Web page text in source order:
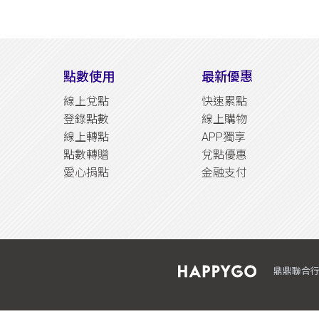
點數使用
線上兌點
登錄點數
線上轉點
點數轉贈
愛心捐點
最新優惠
快速累點
線上購物
APP獨享
兌點優惠
金融支付
鼎鼎聯合